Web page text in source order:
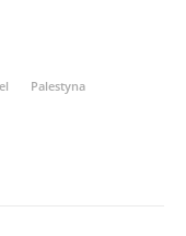
Palestyna